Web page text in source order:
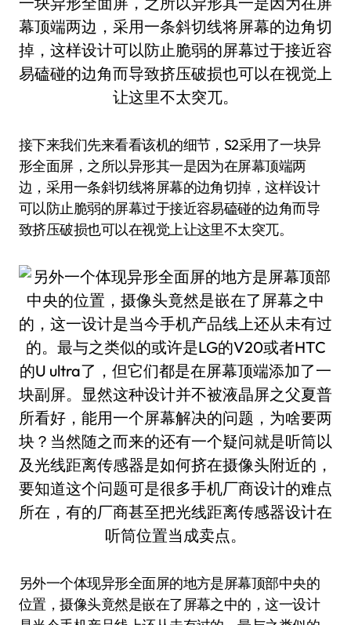
接下来我们先来看看该机的细节，S2采用了一块异
形全面屏，之所以异形其一是因为在屏幕顶端两
边，采用一条斜切线将屏幕的边角切掉，这样设计
可以防止脆弱的屏幕过于接近容易磕碰的边角而导
致挤压破损也可以在视觉上让这里不太突兀。
另外一个体现异形全面屏的地方是屏幕顶部中央的
位置，摄像头竟然是嵌在了屏幕之中的，这一设计